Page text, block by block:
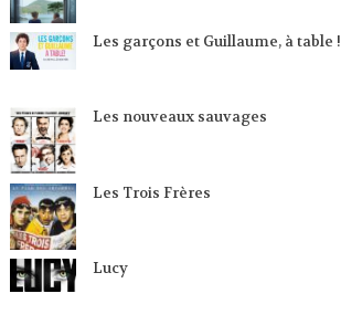
Les garçons et Guillaume, à table !
Les nouveaux sauvages
Les Trois Frères
Lucy